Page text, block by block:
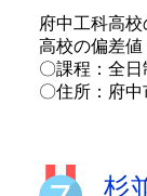
府中工科高
高校の偏差
〇課程：全
〇住所：府
杉